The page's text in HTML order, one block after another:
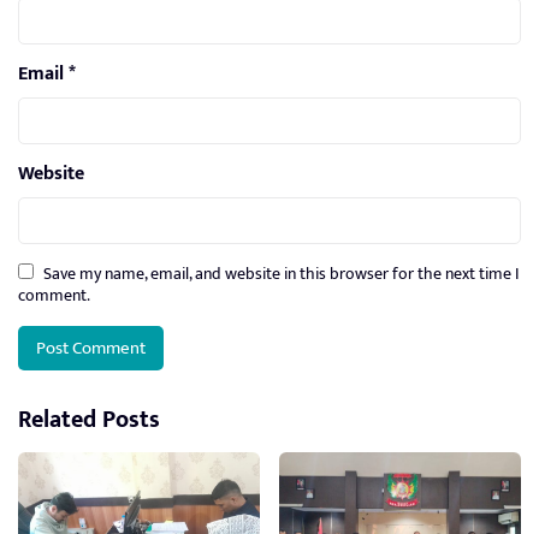
Email*
Website
Save my name, email, and website in this browser for the next time I
comment.
Related Posts